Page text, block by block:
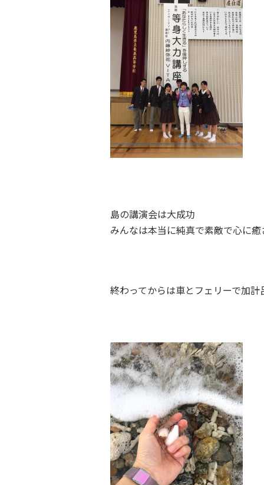
島の講演会は大成功
みんなは本当に純真で素敵で心に癒
終わってからは車とフェリーで加計